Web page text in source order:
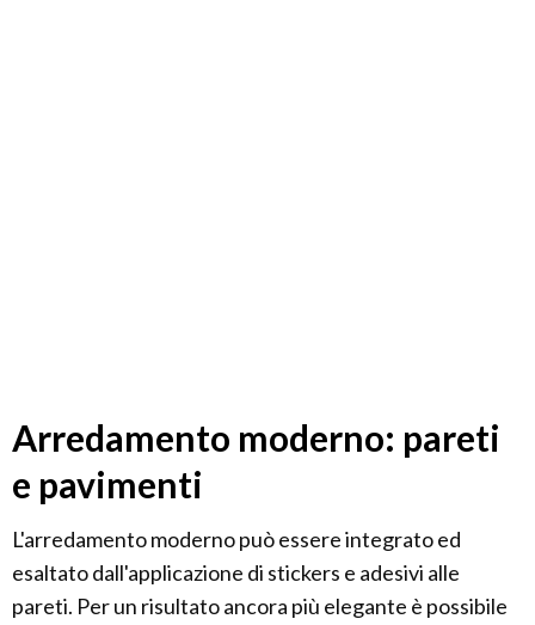
Arredamento moderno: pareti
e pavimenti
L'arredamento moderno può essere integrato ed
esaltato dall'applicazione di stickers e adesivi alle
pareti. Per un risultato ancora più elegante è possibile